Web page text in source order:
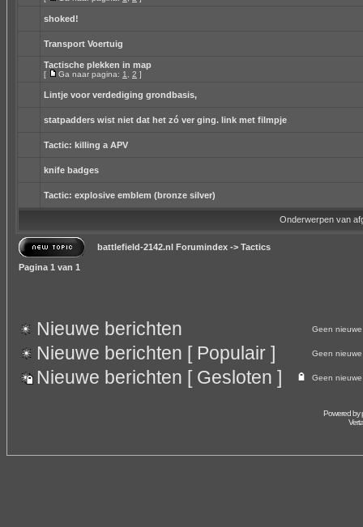
shoked!
Transport Voertuig
Tactische plekken in map
[ Ga naar pagina: 1 2 ]
Lintje voor verdediging grondbasis,
statpadders wist niet dat het zó ver ging. link met filmpje
Tactic: killing a APV
knife badges
Tactic: explosive emblem (bronze silver)
Onderwerpen van
battlefield-2142.nl Forumindex -> Tactics
Pagina 1 van 1
Nieuwe berichten Geen
Nieuwe berichten [ Populair ] Geen
Nieuwe berichten [ Gesloten ] Geen
Powered by